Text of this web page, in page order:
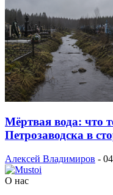
Мёртвая вода: что
Петрозаводска в
Алексей Владимиров -
О нас